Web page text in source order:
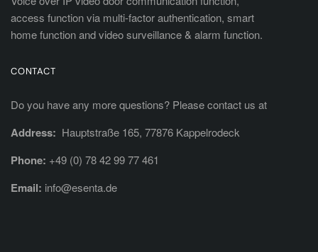
access function via multi-factor authentication, smart
home function and video surveillance & alarm function.
CONTACT
Do you have any more questions? Please contact us at
Address: Hauptstraße 165, 77876 Kappelrodeck
Phone: +49 (0) 78 42 99 77 461
Email: info@esenta.de